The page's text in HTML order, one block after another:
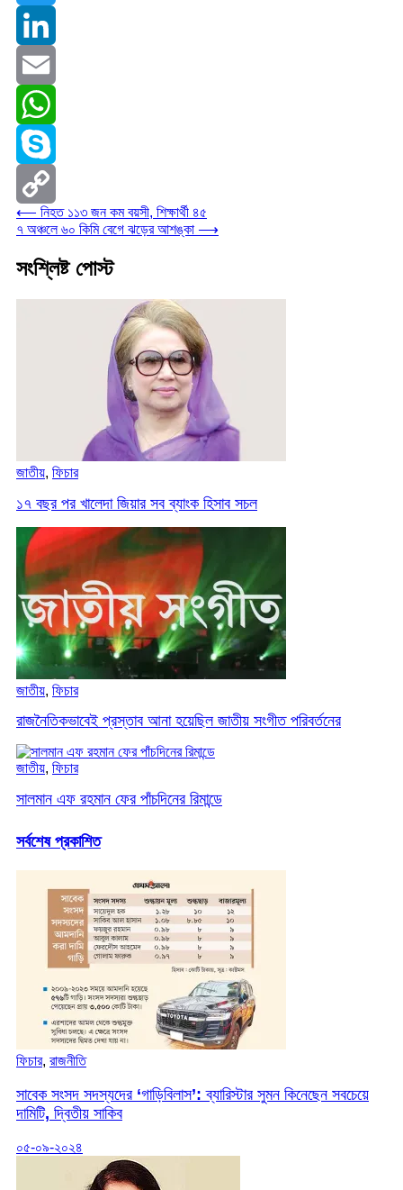
Twitter
LinkedIn
Email
WhatsApp
Skype
Copy
Link
⟵ নিহত ১১৩ জন কম বয়সী, শিক্ষার্থী ৪৫
৭ অঞ্চলে ৬০ কিমি বেগে ঝড়ের আশঙ্কা ⟶
সংশ্লিষ্ট পোস্ট
জাতীয়, ফিচার
১৭ বছর পর খালেদা জিয়ার সব ব্যাংক হিসাব সচল
জাতীয়, ফিচার
রাজনৈতিকভাবেই প্রস্তাব আনা হয়েছিল জাতীয় সংগীত পরিবর্তনের
জাতীয়, ফিচার
সালমান এফ রহমান ফের পাঁচদিনের রিমান্ডে
সর্বশেষ প্রকাশিত
ফিচার, রাজনীতি
সাবেক সংসদ সদস্যদের ‘গাড়িবিলাস’: ব্যারিস্টার সুমন কিনেছেন সবচেয়ে
দামিটি, দ্বিতীয় সাকিব
০৫-০৯-২০২৪